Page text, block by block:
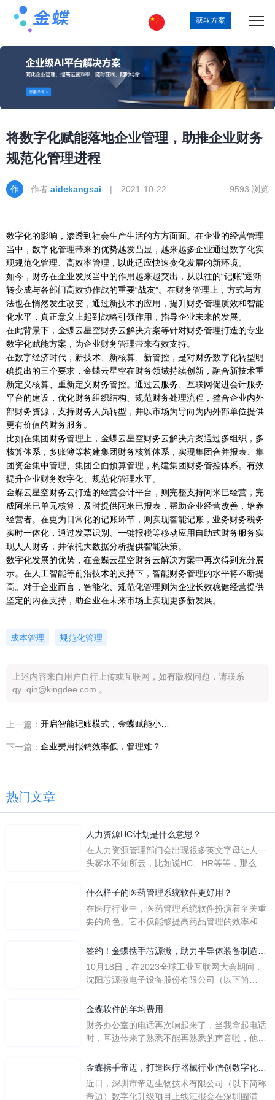
获取方案
将数字化赋能落地企业管理，助推企业财务
规范化管理进程
作者 aidekangsai | 2021-10-22 9593 浏览
数字化的影响，渗透到社会生产生活的方方面面。在企业的经营管理
当中，数字化管理带来的优势越发凸显，越来越多企业通过数字化实
现规范化管理、高效率管理，以此适应快速变化发展的新环境。
如今，财务在企业发展当中的作用越来越突出，从以往的“记账”逐渐
转变成与各部门高效协作战的重要“战友”。在财务管理上，方式与方
法也在悄然发生改变，通过新技术的应用，提升财务管理质效和智能
化水平，真正意义上起到战略引领作用，指导企业未来的发展。
在此背景下，金蝶云星空财务云解决方案等针对财务管理打造的专业
数字化赋能方案，为企业财务管理带来有效支持。
在数字经济时代，新技术、新核算、新管控，是对财务数字化转型明
确提出的三个要求，金蝶云星空在财务领域持续创新，融合新技术重
新定义核算、重新定义财务管控。通过云服务、互联网促进会计服务
平台的建设，优化财务组织结构、规范财务处理流程，整合企业内外
部财务资源，支持财务人员转型，并以市场为导向为内外部单位提供
更有价值的财务服务。
比如在集团财务管理上，金蝶云星空财务云解决方案通过多组织，多
核算体系，多账簿等构建集团财务核算体系，实现集团合并报表、集
团资金集中管理、集团全面预算管理，构建集团财务管控体系。有效
提升企业财务数字化、规范化管理水平。
金蝶云星空财务云打造的经营会计平台，则完整支持阿米巴经营，完
成阿米巴单元核算，及时提供阿米巴报表，帮助企业经营改善，培养
经营者。在更为日常化的记账环节，则实现智能记账，业务财务税务
实时一体化，通过发票识别、一键报税等移动应用自助式财务服务实
现人人财务，并依托大数据分析提供智能决策。
数字化发展的优势，在金蝶云星空财务云解决方案中再次得到充分展
示。在人工智能等前沿技术的支持下，智能财务管理的水平将不断提
高。对于企业而言，智能化、规范化管理则为企业长效稳健经营提供
坚定的内在支持，助企业在未来市场上实现更多新发展。
成本管理 规范化管理
上述内容来自用户自行上传或互联网，如有版权问题，请联系
qy_qin@kingdee.com 。
上一篇：
下一篇：
热门文章
人力资源HC计划是什么意思？
在人力资源管理部门会出现很多英文字母让人一
头雾水不知所云，比如说HC、HR等等，那么它
么呢？
什么样子的医药管理系统软件更好用？
在医疗行业中，医药管理系统软件扮演着至关重
要的角色。它不仅能够提高药品管理的效率和准
一个好用的医药管理系统软件应具备以下特点。
地进行操作。 复杂的
签约！金蝶携手芯源微，助力半导体装备制造领
先企业迈向世界
10月18日，在2023全球工业互联网大会期间，
沈阳芯源微电子设备股份有限公司（以下简
下简称“金蝶”）在辽宁沈阳签署战略合作协议。
营管控平台，从而实现公司产研一体化、业财一
体化，提升公司整体业务水平。
金蝶软件的年均费用
财务办公室的电话再次响起来了，当我拿起电话
时，耳边传来了熟悉不能再熟悉的声音啦，他就
软件过程中遇到任何问题，我都可以获得金蝶服
一年的使用时间已经到了。我们公司用的是金蝶
金蝶携手帝迈，打造医疗器械行业信创数字化标
杆
近日，深圳市帝迈生物技术有限公司（以下简称
帝迈）数字化升级项目上线汇报会在深圳圆满召